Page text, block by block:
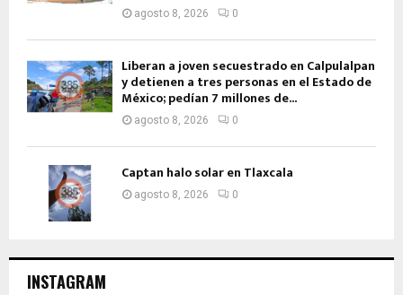
agosto 8, 2026 0
Liberan a joven secuestrado en Calpulalpan
y detienen a tres personas en el Estado de
México; pedían 7 millones de...
agosto 8, 2026 0
Captan halo solar en Tlaxcala
agosto 8, 2026 0
INSTAGRAM